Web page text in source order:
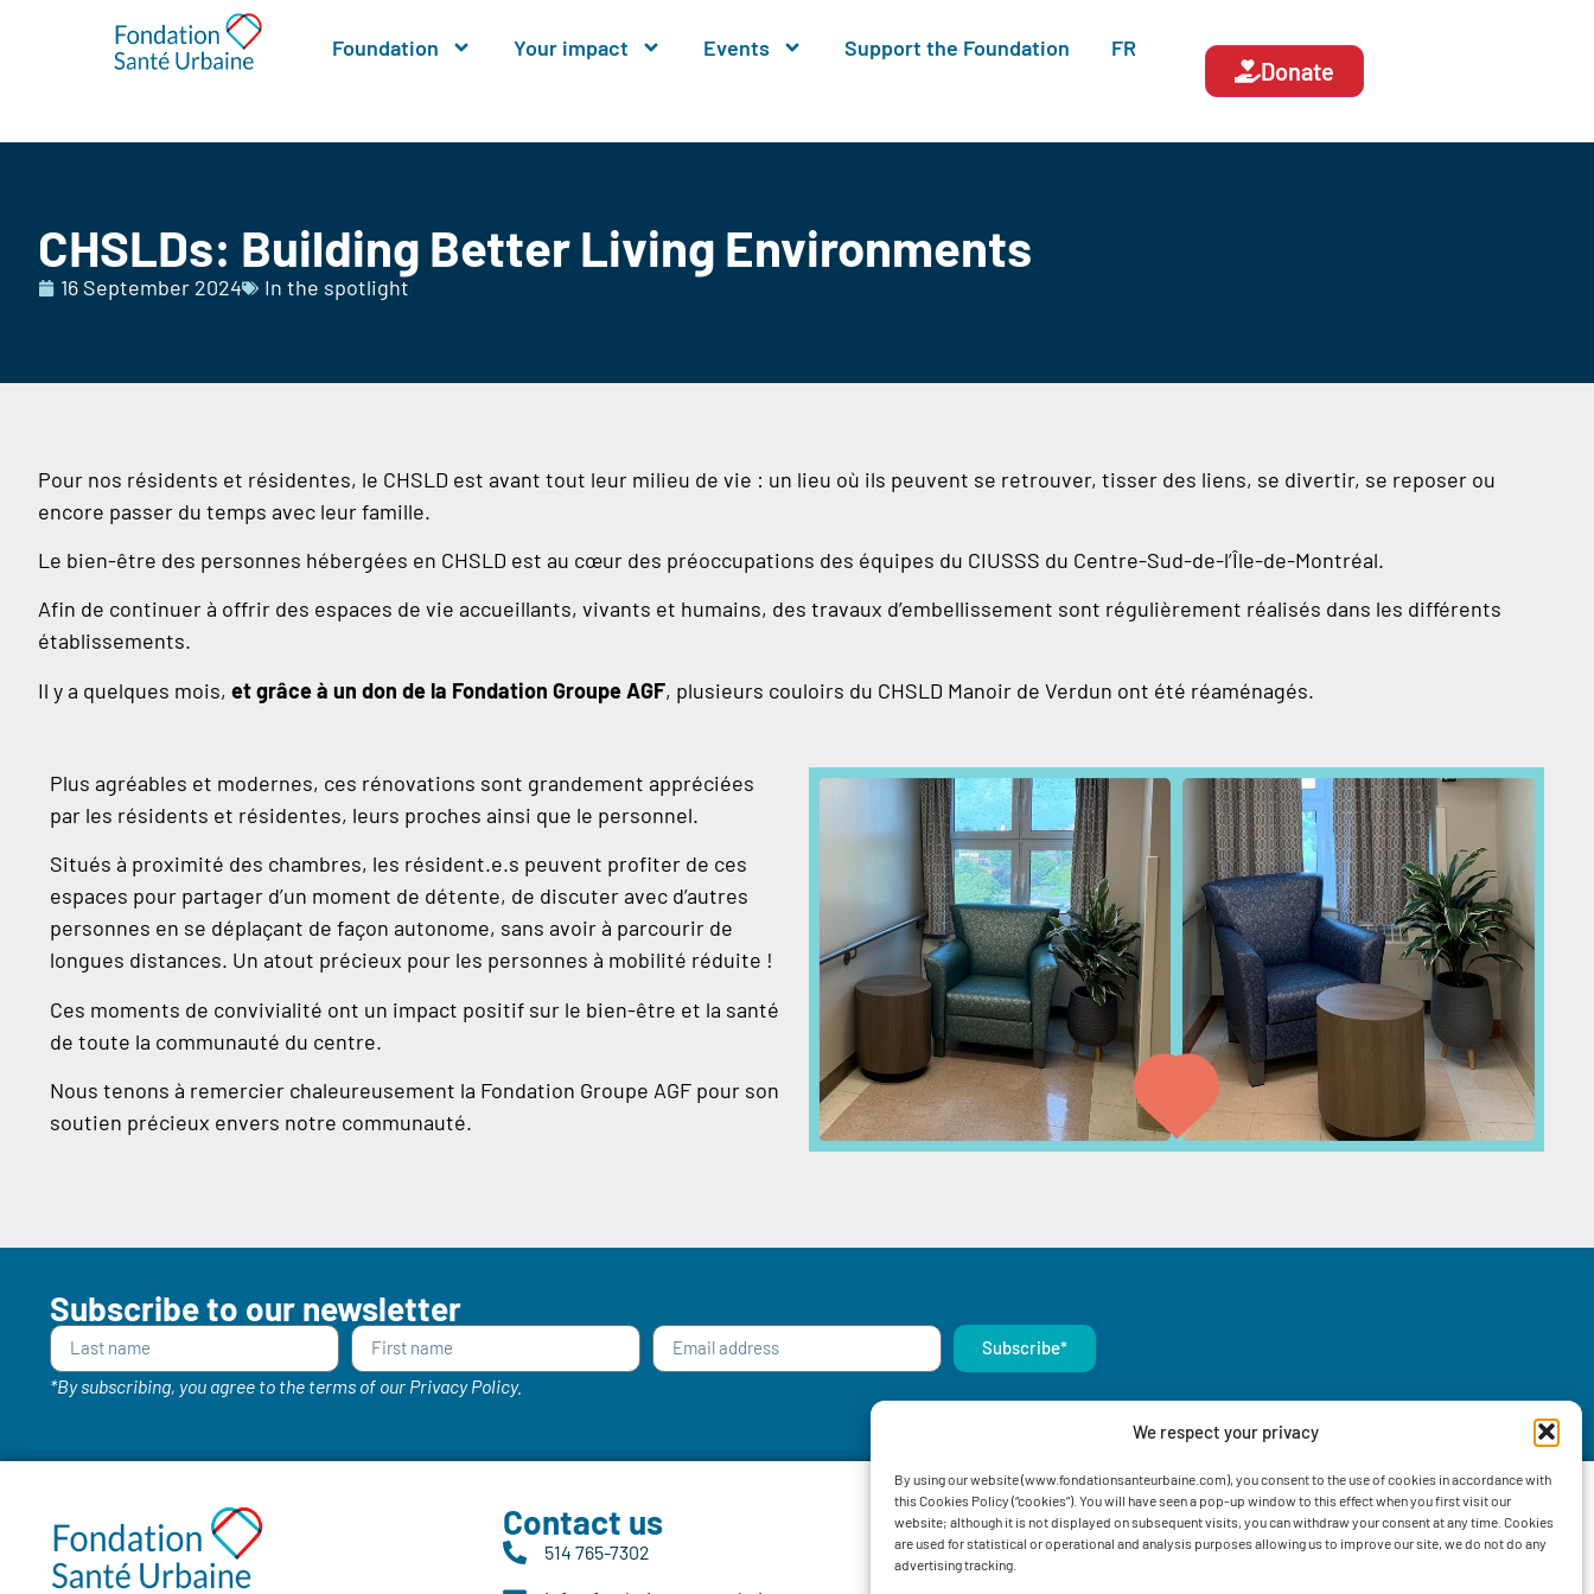
We respect your privacy
By using our website (www.fondationsanteurbaine.com), you consent to the use of cookies in accordance with
this Cookies Policy (“cookies”). You will have seen a pop-up window to this effect when you first visit our
website; although it is not displayed on subsequent visits, you can withdraw your consent at any time. Cookies
are used for statistical or operational and analysis purposes allowing us to improve our site, we do not do any
advertising tracking.
Foundation Your impact Events Support the Foundation FR
Donate
CHSLDs: Building Better Living Environments
16 September 2024 In the spotlight
Pour nos résidents et résidentes, le CHSLD est avant tout leur milieu de vie : un lieu où ils peuvent se retrouver, tisser des liens, se divertir, se reposer ou
encore passer du temps avec leur famille.
Le bien-être des personnes hébergées en CHSLD est au cœur des préoccupations des équipes du CIUSSS du Centre-Sud-de-l’Île-de-Montréal.
Afin de continuer à offrir des espaces de vie accueillants, vivants et humains, des travaux d’embellissement sont régulièrement réalisés dans les différents
établissements.
Il y a quelques mois, et grâce à un don de la Fondation Groupe AGF, plusieurs couloirs du CHSLD Manoir de Verdun ont été réaménagés.
Plus agréables et modernes, ces rénovations sont grandement appréciées
par les résidents et résidentes, leurs proches ainsi que le personnel.
Situés à proximité des chambres, les résident.e.s peuvent profiter de ces
espaces pour partager d’un moment de détente, de discuter avec d’autres
personnes en se déplaçant de façon autonome, sans avoir à parcourir de
longues distances. Un atout précieux pour les personnes à mobilité réduite !
Ces moments de convivialité ont un impact positif sur le bien-être et la santé
de toute la communauté du centre.
Nous tenons à remercier chaleureusement la Fondation Groupe AGF pour son
soutien précieux envers notre communauté.
Subscribe to our newsletter
Subscribe*
*By subscribing, you agree to the terms of our Privacy Policy.
Contact us
514 765-7302
Follow us